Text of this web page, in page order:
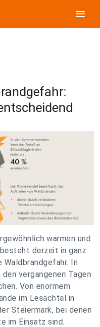
menu
warmen und
derzeit in ganz
In
vergangenen Tagen
Von enormem
im Lesachtal in
Steiermark, bei denen
im Einsatz sind.